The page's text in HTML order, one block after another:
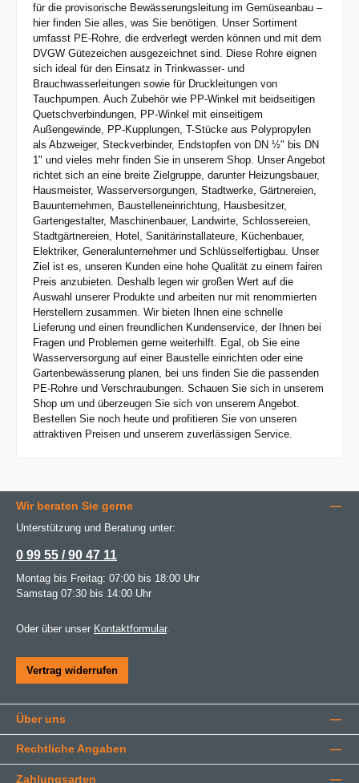
für die provisorische Bewässerungsleitung im Gemüseanbau –
hier finden Sie alles, was Sie benötigen. Unser Sortiment
umfasst PE-Rohre, die erdverlegt werden können und mit dem
DVGW Gütezeichen ausgezeichnet sind. Diese Rohre eignen
sich ideal für den Einsatz in Trinkwasser- und
Brauchwasserleitungen sowie für Druckleitungen von
Tauchpumpen. Auch Zubehör wie PP-Winkel mit beidseitigen
Quetschverbindungen, PP-Winkel mit einseitigem
Außengewinde, PP-Kupplungen, T-Stücke aus Polypropylen
als Abzweiger, Steckverbinder, Endstopfen von DN ½" bis DN
1" und vieles mehr finden Sie in unserem Shop. Unser Angebot
richtet sich an eine breite Zielgruppe, darunter Heizungsbauer,
Hausmeister, Wasserversorgungen, Stadtwerke, Gärtnereien,
Bauunternehmen, Baustelleneinrichtung, Hausbesitzer,
Gartengestalter, Maschinenbauer, Landwirte, Schlossereien,
Stadtgärtnereien, Hotel, Sanitärinstallateure, Küchenbauer,
Elektriker, Generalunternehmer und Schlüsselfertigbau. Unser
Ziel ist es, unseren Kunden eine hohe Qualität zu einem fairen
Preis anzubieten. Deshalb legen wir großen Wert auf die
Auswahl unserer Produkte und arbeiten nur mit renommierten
Herstellern zusammen. Wir bieten Ihnen eine schnelle
Lieferung und einen freundlichen Kundenservice, der Ihnen bei
Fragen und Problemen gerne weiterhilft. Egal, ob Sie eine
Wasserversorgung auf einer Baustelle einrichten oder eine
Gartenbewässerung planen, bei uns finden Sie die passenden
PE-Rohre und Verschraubungen. Schauen Sie sich in unserem
Shop um und überzeugen Sie sich von unserem Angebot.
Bestellen Sie noch heute und profitieren Sie von unseren
attraktiven Preisen und unserem zuverlässigen Service.
Wir beraten Sie gerne
Unterstützung und Beratung unter:
0 99 55 / 90 47 11
Montag bis Freitag: 07:00 bis 18:00 Uhr
Samstag 07:30 bis 14:00 Uhr
Oder über unser Kontaktformular.
Vertrag widerrufen
Über uns
Rechtliche Angaben
Zahlungsarten